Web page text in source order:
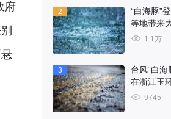
府
2
“白海豚”
等地带来
1.1万
3
台风“白
在浙江玉
9745